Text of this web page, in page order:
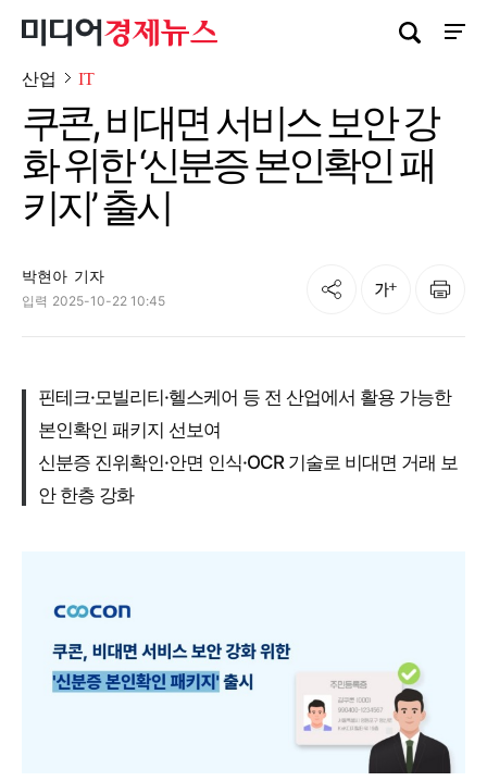
사이
검색창 열기
산업 IT
쿠콘, 비대면 서비스 보안 강
화 위한 ‘신분증 본인확인 패
키지’ 출시
박현아 기자
입력 2025-10-22 10:45
공유 글자크기 인쇄
핀테크·모빌리티·헬스케어 등 전 산업에서 활용 가능한
본인확인 패키지 선보여
신분증 진위확인·안면 인식·OCR 기술로 비대면 거래 보
안 한층 강화